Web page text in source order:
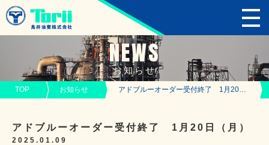
NEWS
お知らせ
TOP お知らせ アドブルーオーダー受付終了 1月20日（月）
アドブルーオーダー受付終了 1月20日（月）
2025.01.09